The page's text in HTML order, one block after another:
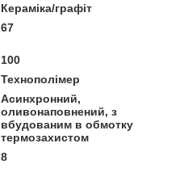
Кераміка/графіт
67
100
Технополімер
Асинхронний,
оливонаповнений, з
вбудованим в обмотку
термозахистом
8